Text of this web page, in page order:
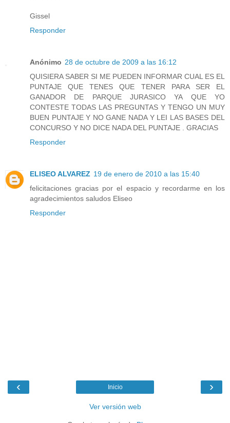
Gissel
Responder
Anónimo 28 de octubre de 2009 a las 16:12
QUISIERA SABER SI ME PUEDEN INFORMAR CUAL ES EL
PUNTAJE QUE TENES QUE TENER PARA SER EL
GANADOR DE PARQUE JURASICO YA QUE YO
CONTESTE TODAS LAS PREGUNTAS Y TENGO UN MUY
BUEN PUNTAJE Y NO GANE NADA Y LEI LAS BASES DEL
CONCURSO Y NO DICE NADA DEL PUNTAJE . GRACIAS
Responder
ELISEO ALVAREZ 19 de enero de 2010 a las 15:40
felicitaciones gracias por el espacio y recordarme en los
agradecimientos saludos Eliseo
Responder
‹ ›
Inicio
Ver versión web